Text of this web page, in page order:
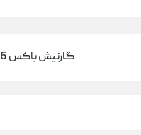
گارنیش باکس 6 خانه